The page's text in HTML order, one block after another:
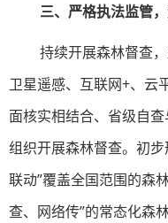
三、严格执法监管
持续开展森林督查
卫星遥感、互联网+、云
面核实相结合、省级自
组织开展森林督查。初
联动”覆盖全国范围的森
查、网络传”的常态化森